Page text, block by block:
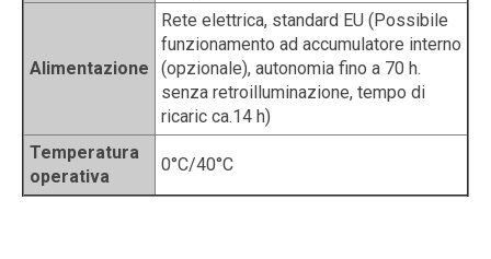
Alimentazione
Rete elettrica, standard EU (Possibile
funzionamento ad accumulatore interno
(opzionale), autonomia fino a 70 h.
senza retroilluminazione, tempo di
ricaric ca.14 h)
Temperatura
operativa
0°C/40°C